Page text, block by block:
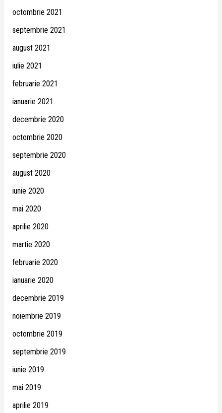
octombrie 2021
septembrie 2021
august 2021
iulie 2021
februarie 2021
ianuarie 2021
decembrie 2020
octombrie 2020
septembrie 2020
august 2020
iunie 2020
mai 2020
aprilie 2020
martie 2020
februarie 2020
ianuarie 2020
decembrie 2019
noiembrie 2019
octombrie 2019
septembrie 2019
iunie 2019
mai 2019
aprilie 2019